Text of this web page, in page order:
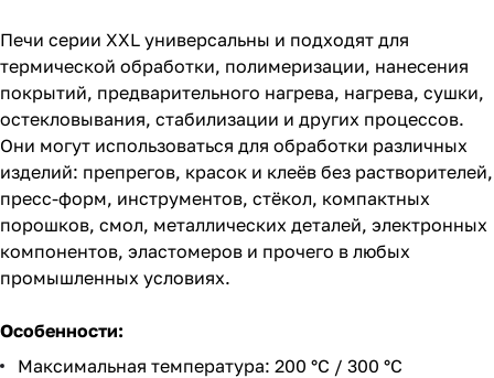
Печи серии XXL универсальны и подходят для
термической обработки, полимеризации, нанесения
покрытий, предварительного нагрева, нагрева, сушки,
остекловывания, стабилизации и других процессов.
Они могут использоваться для обработки различных
изделий: препрегов, красок и клеёв без растворителей,
пресс-форм, инструментов, стёкол, компактных
порошков, смол, металлических деталей, электронных
компонентов, эластомеров и прочего в любых
промышленных условиях.
Особенности:
Максимальная температура: 200 °C / 300 °C